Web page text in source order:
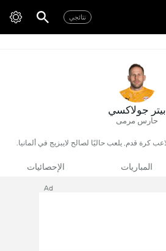
نتائجي
بيتر جولاكسي
حارس مرمى
المباريات الإحصائيات
Ad